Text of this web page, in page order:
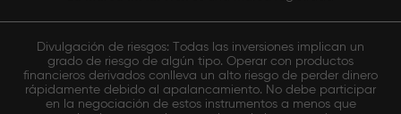
Divulgación de riesgos: Todas las inversiones implican un
grado de riesgo de algún tipo. Operar con productos
financieros derivados conlleva un alto riesgo de perder dinero
rápidamente debido al apalancamiento. No debe participar
en la negociación de estos instrumentos a menos que